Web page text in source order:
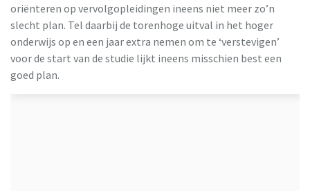
oriënteren op vervolgopleidingen ineens niet meer zo’n
slecht plan. Tel daarbij de torenhoge uitval in het hoger
onderwijs op en een jaar extra nemen om te ‘verstevigen’
voor de start van de studie lijkt ineens misschien best een
goed plan.